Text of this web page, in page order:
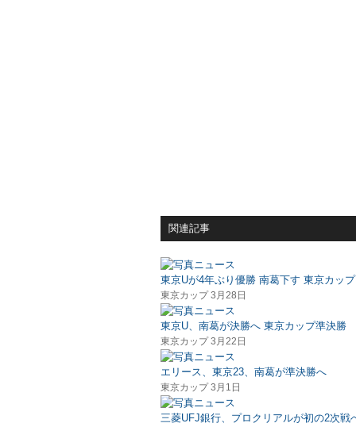
関連記事
東京Uが4年ぶり優勝 南葛下す 東京カップ
東京カップ 3月28日
東京U、南葛が決勝へ 東京カップ準決勝
東京カップ 3月22日
エリース、東京23、南葛が準決勝へ
東京カップ 3月1日
三菱UFJ銀行、プロクリアルが初の2次戦